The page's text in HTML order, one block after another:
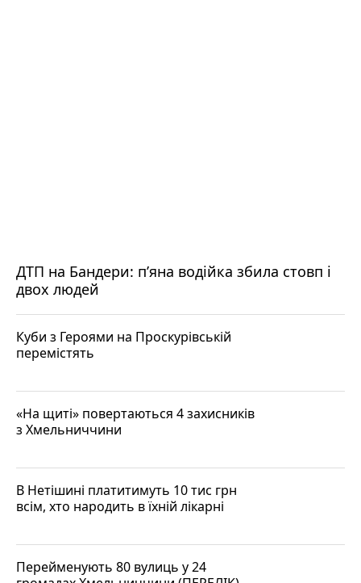
ДТП на Бандери: пʼяна водійка збила стовп і
двох людей
Куби з Героями на Проскурівській
перемістять
«На щиті» повертаються 4 захисників
з Хмельниччини
В Нетішині платитимуть 10 тис грн
всім, хто народить в їхній лікарні
Перейменують 80 вулиць у 24